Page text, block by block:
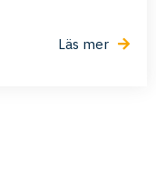
Läs mer